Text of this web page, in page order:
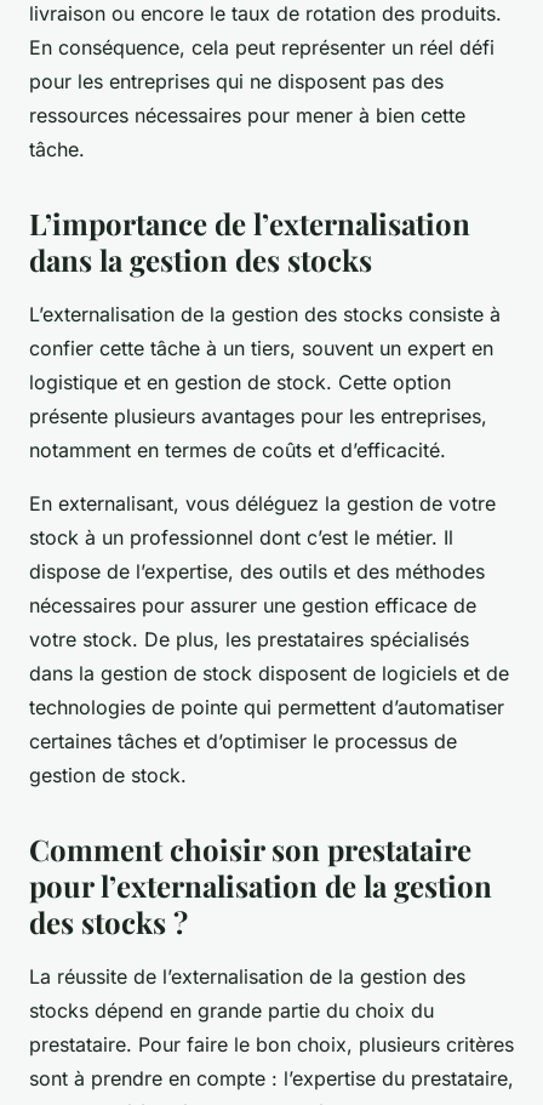
livraison ou encore le taux de rotation des produits.
En conséquence, cela peut représenter un réel défi
pour les entreprises qui ne disposent pas des
ressources nécessaires pour mener à bien cette
tâche.
L’importance de l’externalisation
dans la gestion des stocks
L’externalisation de la gestion des stocks consiste à
confier cette tâche à un tiers, souvent un expert en
logistique et en gestion de stock. Cette option
présente plusieurs avantages pour les entreprises,
notamment en termes de coûts et d’efficacité.
En externalisant, vous déléguez la gestion de votre
stock à un professionnel dont c’est le métier. Il
dispose de l’expertise, des outils et des méthodes
nécessaires pour assurer une gestion efficace de
votre stock. De plus, les prestataires spécialisés
dans la gestion de stock disposent de logiciels et de
technologies de pointe qui permettent d’automatiser
certaines tâches et d’optimiser le processus de
gestion de stock.
Comment choisir son prestataire
pour l’externalisation de la gestion
des stocks ?
La réussite de l’externalisation de la gestion des
stocks dépend en grande partie du choix du
prestataire. Pour faire le bon choix, plusieurs critères
sont à prendre en compte : l’expertise du prestataire,